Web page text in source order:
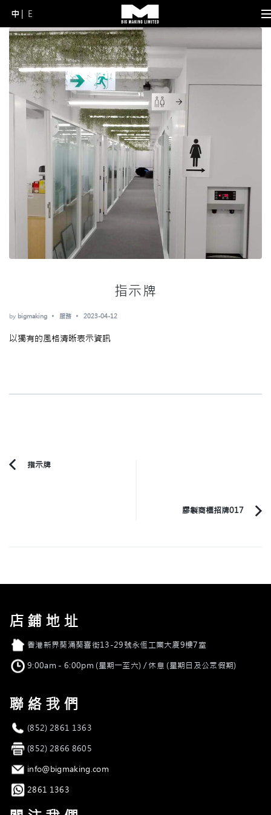
Skip
content
(Press
Enter)
中 E
指示牌
by bigmaking 服務 2023-04-12
以獨有的風格清晰表示資訊
Post
Previous
指示牌
膠製商標招牌017
店鋪地址
店舖地址香港新界葵涌葵喜街13-29號永恆工業大廈9樓7室
營業時間9:00am - 6:00pm (星期一至六) / 休息 (星期日及公眾假期)
聯絡我們
電話 (852) 2861 1363
傳真 (852) 2866 8605
電郵 info@bigmaking.com
Whatsapp
2861 1363